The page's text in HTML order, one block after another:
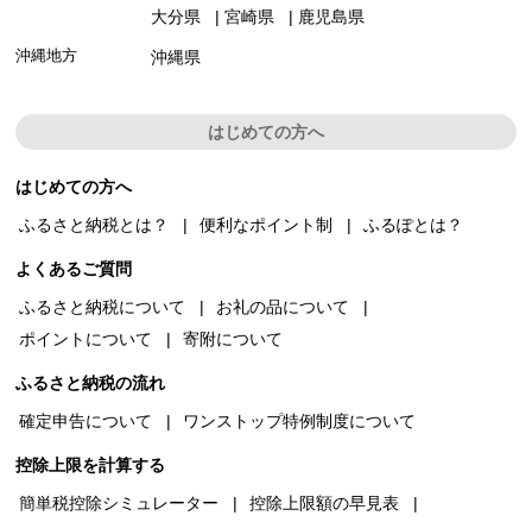
大分県
宮崎県 鹿児島県
沖縄地方 沖縄県
はじめての方へ
はじめての方へ
ふるさと納税とは？
便利なポイント制 ふるぽとは？
よくあるご質問
ふるさと納税について
お礼の品について
ポイントについて
寄附について
ふるさと納税の流れ
確定申告について
ワンストップ特例制度について
控除上限を計算する
簡単税控除シミュレーター
控除上限額の早見表